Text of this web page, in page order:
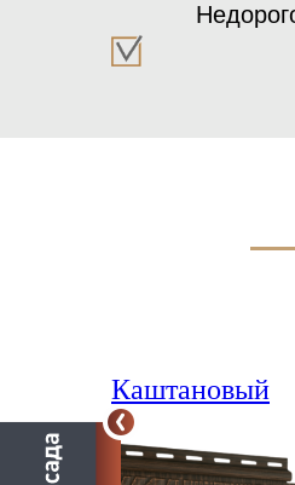
Каштановый